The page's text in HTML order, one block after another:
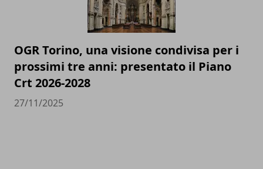
OGR Torino, una visione condivisa per i
prossimi tre anni: presentato il Piano
Crt 2026-2028
27/11/2025